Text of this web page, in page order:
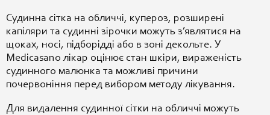
Судинна сітка на обличчі, купероз, розширені
капіляри та судинні зірочки можуть з’являтися на
щоках, носі, підборідді або в зоні декольте. У
Medicasano лікар оцінює стан шкіри, вираженість
судинного малюнка та можливі причини
почервоніння перед вибором методу лікування.
Для видалення судинної сітки на обличчі можуть